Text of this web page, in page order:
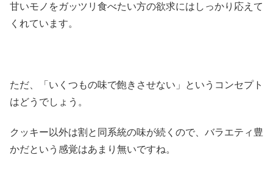
甘いモノをガッツリ食べたい方の欲求にはしっかり応えて
くれています。
ただ、「いくつもの味で飽きさせない」というコンセプト
はどうでしょう。
クッキー以外は割と同系統の味が続くので、バラエティ豊
かだという感覚はあまり無いですね。